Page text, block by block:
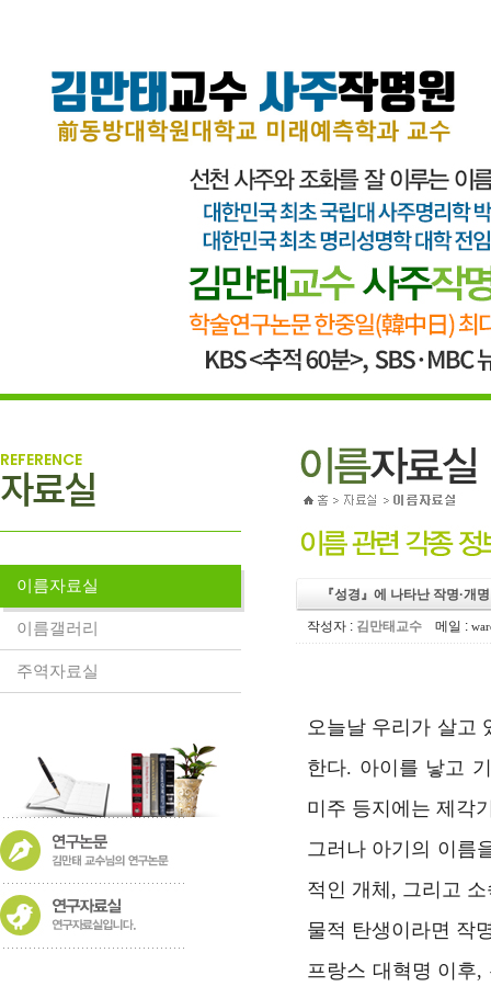
REFERENCE
자료실
이름자료실
이름갤러리
주역자료실
『성경』에 나타난 작명·개
작성자 : 김만태교수 메일 :
오늘날 우리가 살고
한다. 아이를 낳고
미주 등지에는 제각
그러나 아기의 이름
적인 개체, 그리고
물적 탄생이라면 작
프랑스 대혁명 이후